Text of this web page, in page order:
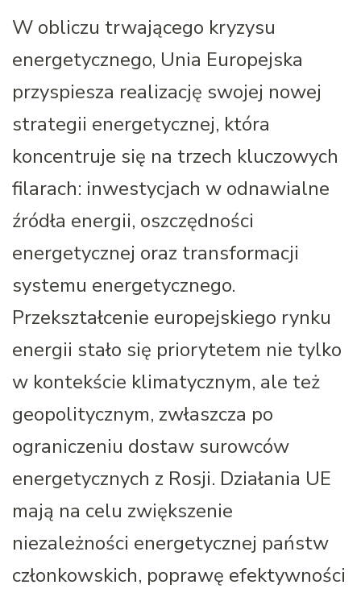
W obliczu trwającego kryzysu
energetycznego, Unia Europejska
przyspiesza realizację swojej nowej
strategii energetycznej, która
koncentruje się na trzech kluczowych
filarach: inwestycjach w odnawialne
źródła energii, oszczędności
energetycznej oraz transformacji
systemu energetycznego.
Przekształcenie europejskiego rynku
energii stało się priorytetem nie tylko
w kontekście klimatycznym, ale też
geopolitycznym, zwłaszcza po
ograniczeniu dostaw surowców
energetycznych z Rosji. Działania UE
mają na celu zwiększenie
niezależności energetycznej państw
członkowskich, poprawę efektywności